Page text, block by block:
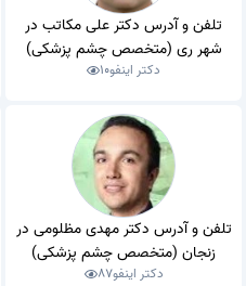
تلفن و آدرس دکتر علی مکاتب در
شهر ری (متخصص چشم پزشکی)
دکتر اینفو10
تلفن و آدرس دکتر مهدی مظلومی در
زنجان (متخصص چشم پزشکی)
دکتر اینفو87